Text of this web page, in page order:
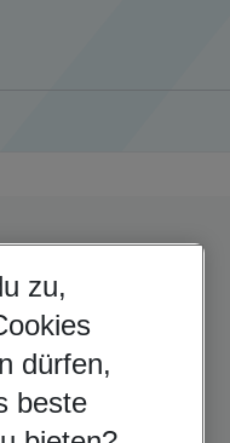
zu,
dürfen,
beste